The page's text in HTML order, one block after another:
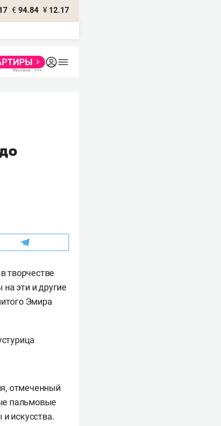
€ 94.84 ¥ 12.17
творчестве
эти и другие
Эмира
отмеченный
пальмовые
искусства.